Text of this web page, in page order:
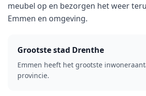
meubel op en bezorgen het weer
Emmen en omgeving.
Grootste stad Drenthe
Emmen heeft het grootste
provincie.